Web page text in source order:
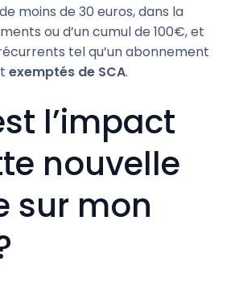
moins de 30 euros, dans la
ou d’un cumul de 100€, et
tel qu’un abonnement
exemptés de SCA.
l’impact
nouvelle
sur mon